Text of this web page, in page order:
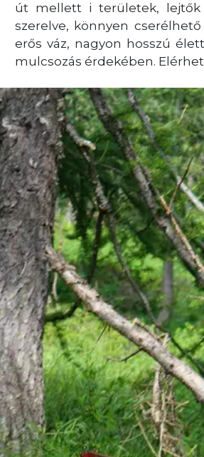
út mellett i területek, lejtők
szerelve, könnyen
erős váz, nagyon hosszú
mulcsozás érdekében.